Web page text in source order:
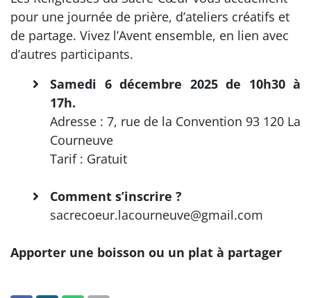
pour une journée de prière, d’ateliers créatifs et
de partage. Vivez l’Avent ensemble, en lien avec
d’autres participants.
Samedi 6 décembre 2025 de 10h30 à
17h.
Adresse : 7, rue de la Convention 93 120 La
Courneuve
Tarif : Gratuit
Comment s’inscrire ?
sacrecoeur.lacourneuve@gmail.com
Apporter une boisson ou un plat à partager